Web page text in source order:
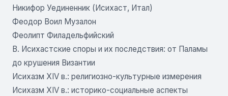
Никифор Уединенник (Исихаст, Итал)
Феодор Воил Музалон
Феолипт Филадельфийский
B. Исихастские споры и их последствия: от Паламы
до крушения Византии
Исихазм XIV в.: религиозно-культурные измерения
Исихазм XIV в.: историко-социальные аспекты